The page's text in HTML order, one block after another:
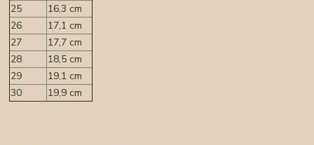
25
16,3 cm
26
17,1 cm
27
17,7 cm
28
18,5 cm
29
19,1 cm
30
19,9 cm